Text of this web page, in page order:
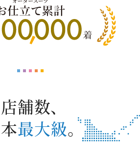
店舗数、
最大級。